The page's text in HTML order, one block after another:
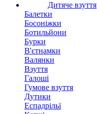
Дитяче взуття
Балетки
Босоніжки
Ботильйони
Бурки
В'єтнамки
Валянки
Взуття
Галоші
Гумове взуття
Дутики
Еспадрільї